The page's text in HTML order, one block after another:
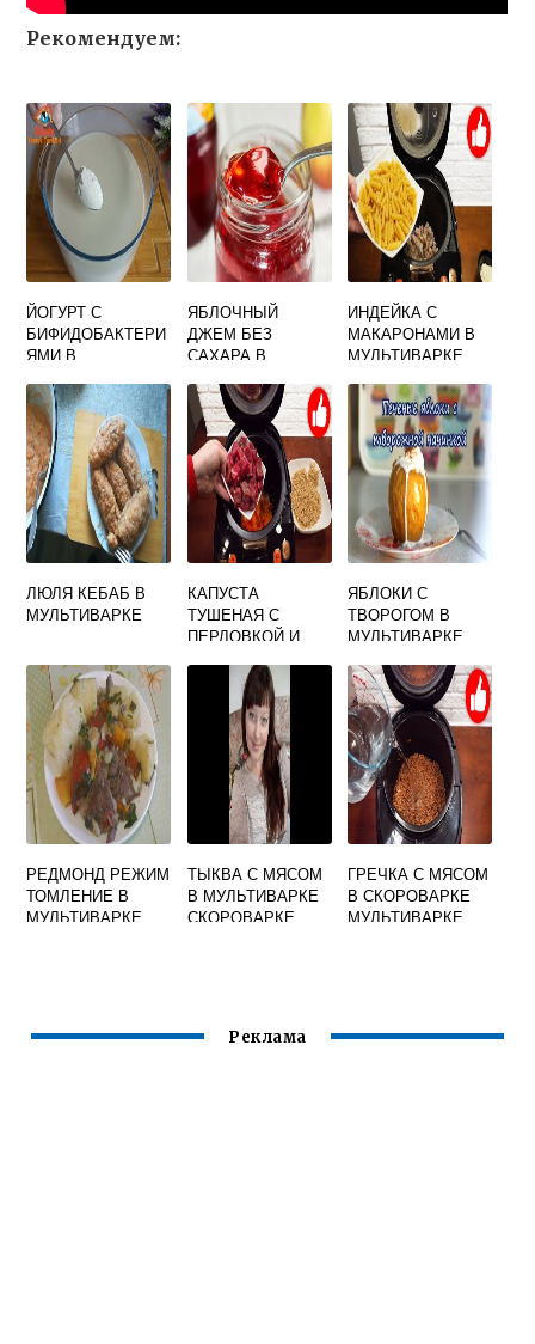
Рекомендуем:
ЙОГУРТ С
БИФИДОБАКТЕРИ
ЯМИ В
ЯБЛОЧНЫЙ
ДЖЕМ БЕЗ
САХАРА В
ИНДЕЙКА С
МАКАРОНАМИ В
МУЛЬТИВАРКЕ
ЛЮЛЯ КЕБАБ В
МУЛЬТИВАРКЕ
КАПУСТА
ТУШЕНАЯ С
ПЕРЛОВКОЙ И
МУЛЬТИВАРКЕ
ЯБЛОКИ С
ТВОРОГОМ В
МУЛЬТИВАРКЕ
РЕДМОНД РЕЖИМ
ТОМЛЕНИЕ В
МУЛЬТИВАРКЕ
ТЫКВА С МЯСОМ
В МУЛЬТИВАРКЕ
СКОРОВАРКЕ
ГРЕЧКА С МЯСОМ
В СКОРОВАРКЕ
МУЛЬТИВАРКЕ
Реклама